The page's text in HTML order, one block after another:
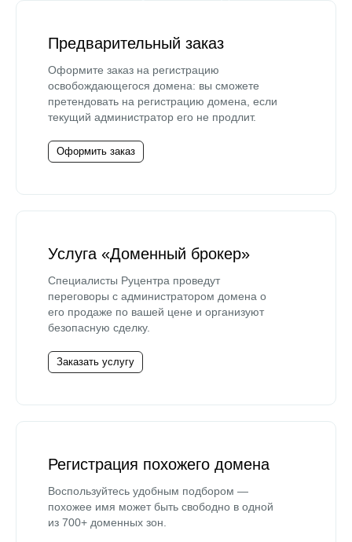
Предварительный заказ
Оформите заказ на регистрацию
освобождающегося домена: вы сможете
претендовать на регистрацию домена, если
текущий администратор его не продлит.
Оформить заказ
Услуга «Доменный брокер»
Специалисты Руцентра проведут
переговоры с администратором домена о
его продаже по вашей цене и организуют
безопасную сделку.
Заказать услугу
Регистрация похожего домена
Воспользуйтесь удобным подбором —
похожее имя может быть свободно в одной
из 700+ доменных зон.